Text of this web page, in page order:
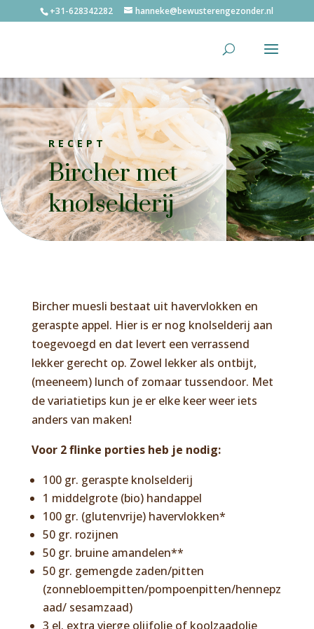
+31-628342282 hanneke@bewusterengezonder.nl
RECEPT
Bircher met
knolselderij
Bircher muesli bestaat uit havervlokken en
geraspte appel. Hier is er nog knolselderij aan
toegevoegd en dat levert een verrassend
lekker gerecht op. Zowel lekker als ontbijt,
(meeneem) lunch of zomaar tussendoor. Met
de variatietips kun je er elke keer weer iets
anders van maken!
Voor 2 flinke porties heb je nodig:
100 gr. geraspte knolselderij
1 middelgrote (bio) handappel
100 gr. (glutenvrije) havervlokken*
50 gr. rozijnen
50 gr. bruine amandelen**
50 gr. gemengde zaden/pitten
(zonnebloempitten/pompoenpitten/hennepz
aad/ sesamzaad)
3 el. extra vierge olijfolie of koolzaadolie